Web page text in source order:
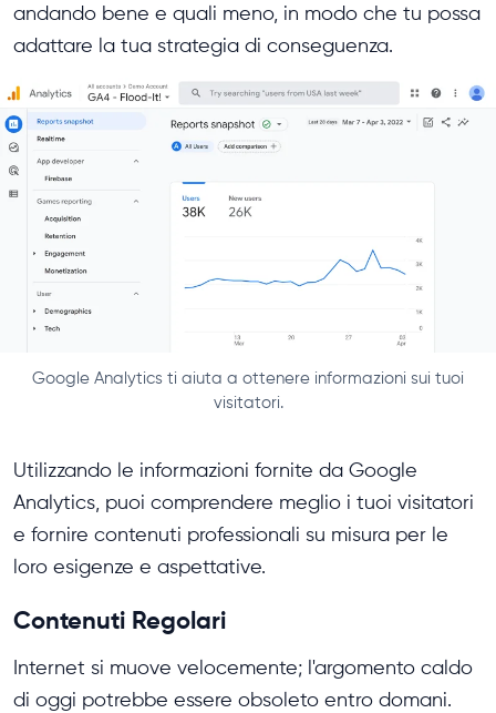
andando bene e quali meno, in modo che tu possa
adattare la tua strategia di conseguenza.
Google Analytics ti aiuta a ottenere informazioni sui tuoi
visitatori.
Utilizzando le informazioni fornite da Google
Analytics, puoi comprendere meglio i tuoi visitatori
e fornire contenuti professionali su misura per le
loro esigenze e aspettative.
Contenuti Regolari
Internet si muove velocemente; l'argomento caldo
di oggi potrebbe essere obsoleto entro domani.